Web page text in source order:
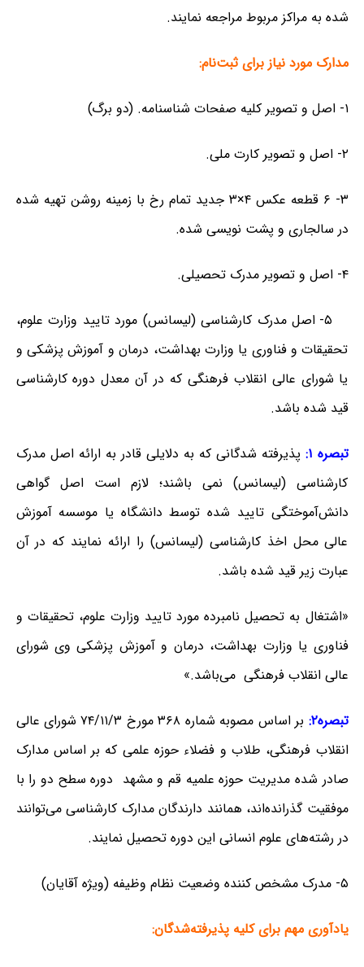
شده‌ به مراکز مربوط مراجعه نمایند.
مدارک مورد نیاز برای ثبت‌نام:
۱- اصل و تصویر کلیه صفحات شناسنامه. (دو برگ)
۲- اصل و تصویر کارت ملی.
۳- ۶ قطعه عکس ۴×۳ جدید تمام رخ با زمینه روشن تهیه شده
در سالجاری و پشت نویسی شده.
۴- اصل و تصویر مدرک تحصیلی.
۵- اصل مدرک کارشناسی (لیسانس) مورد تایید وزارت علوم،
تحقیقات و فناوری یا وزارت بهداشت، درمان و آموزش پزشکی و
یا شورای عالی انقلاب فرهنگی که در آن معدل دوره کارشناسی
قید شده باشد.
تبصره ۱: پذیرفته شدگانی که به دلایلی قادر به ارائه اصل مدرک
کارشناسی (لیسانس) نمی باشند؛ لازم است اصل گواهی
دانش‌آموختگی تایید شده توسط دانشگاه یا موسسه آموزش
عالی محل اخذ کارشناسی (لیسانس) را ارائه نمایند که در آن
عبارت زیر قید شده باشد.
«اشتغال به تحصیل نامبرده مورد تایید وزارت علوم، تحقیقات و
فناوری یا وزارت بهداشت، درمان و آموزش پزشکی وی شورای
عالی انقلاب فرهنگی می‌باشد.»
تبصره۲:
بر اساس مصوبه شماره ۳۶۸ مورخ ۷۴/۱۱/۳ شورای عالی
انقلاب فرهنگی، طلاب و فضلاء حوزه علمی که بر اساس مدارک
صادر شده مدیریت حوزه علمیه قم و مشهد دوره سطح دو را با
موفقیت گذرانده‌اند، همانند دارندگان مدارک کارشناسی می‌توانند
در رشته‌های علوم انسانی این دوره تحصیل نمایند.
۵- مدرک مشخص کننده وضعیت نظام وظیفه (ویژه آقایان)
یادآوری مهم برای کلیه پذیرفته‌شدگان: